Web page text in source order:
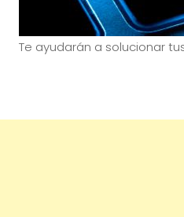
Te ayudarán a solucionar